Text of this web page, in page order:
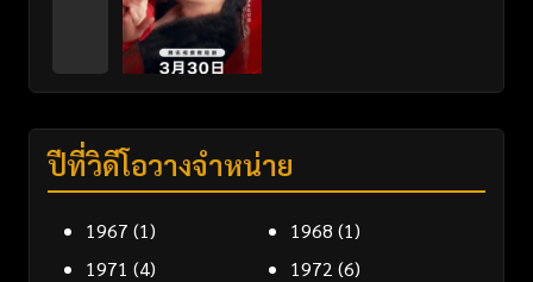
ปีที่วิดีโอวางจำหน่าย
1967 (1) 1968 (1)
1971 (4) 1972 (6)